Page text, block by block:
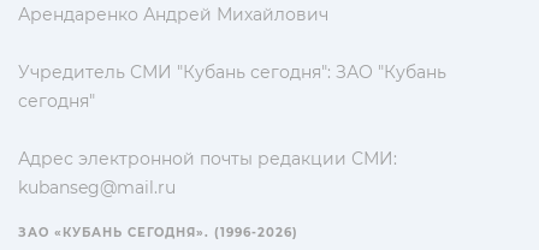
Арендаренко Андрей Михайлович
Учредитель СМИ "Кубань сегодня": ЗАО "Кубань
сегодня"
Адрес электронной почты редакции СМИ:
kubanseg@mail.ru
ЗАО «КУБАНЬ СЕГОДНЯ». (1996-2026)